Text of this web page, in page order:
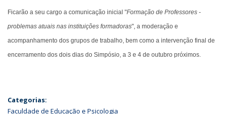
Ficarão a seu cargo a comunicação inicial "Formação de Professores -
problemas atuais nas instituições formadoras", a moderação e
acompanhamento dos grupos de trabalho, bem como a intervenção final de
encerramento dos dois dias do Simpósio, a 3 e 4 de outubro próximos.
Categorias:
Faculdade de Educação e Psicologia